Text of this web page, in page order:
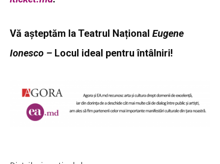
Vă așteptăm la Teatrul Național Eugene
Ionesco – Locul ideal pentru întâlniri!